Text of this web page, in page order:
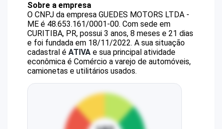
Sobre a empresa
O CNPJ da empresa GUEDES MOTORS LTDA -
ME é 48.653.161/0001-00. Com sede em
CURITIBA, PR, possui 3 anos, 8 meses e 21 dias
e foi fundada em 18/11/2022. A sua situação
cadastral é ATIVA e sua principal atividade
econômica é Comércio a varejo de automóveis,
camionetas e utilitários usados.